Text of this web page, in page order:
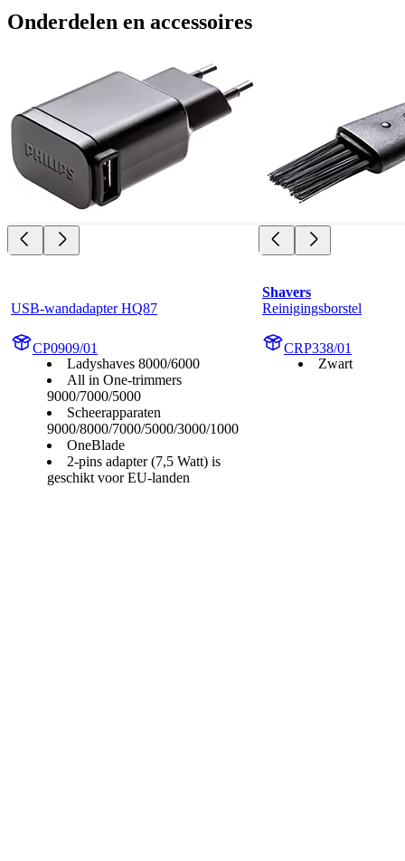
Onderdelen en accessoires
USB-wandadapter HQ87
CP0909/01
Ladyshaves 8000/6000
All in One-trimmers
9000/7000/5000
Scheerapparaten
9000/8000/7000/5000/3000/1000
OneBlade
2-pins adapter (7,5 Watt) is
geschikt voor EU-landen
Shavers
Reinigingsborstel
CRP338/01
Zwart